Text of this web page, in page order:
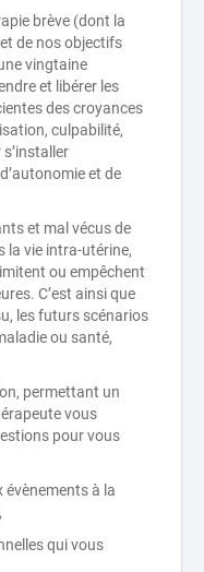
brève (dont la
de nos objectifs
vingtaine
et libérer les
des croyances
culpabilité,
et de
et mal vécus de
la vie intra-utérine,
ou empêchent
C’est ainsi que
les futurs scénarios
ou santé,
permettant un
vous
pour vous
évènements à la
qui vous